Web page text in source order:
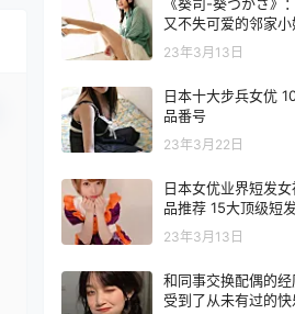
又不失可爱的邻家小
23年3月13日
日本十大步兵女优
品番号
23年3月22日
日本女优业界短发
品推荐 15大顶级短
23年3月13日
和同事交换配偶的
受到了从未有过的快